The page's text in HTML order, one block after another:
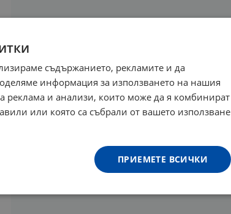
съдържанието, рекламите и да
информация за използването на нашия
реклама и анализи, които може да я комбинират
или която са събрали от вашето използване
ПРИЕМЕТЕ ВСИЧКИ